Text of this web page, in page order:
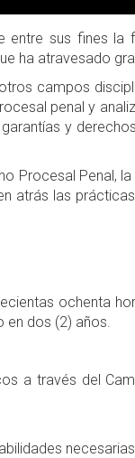
entre sus fines
ha atravesado
campos
penal y
y
Procesal Penal,
atrás las
ochenta
en dos (2) años.
a través del